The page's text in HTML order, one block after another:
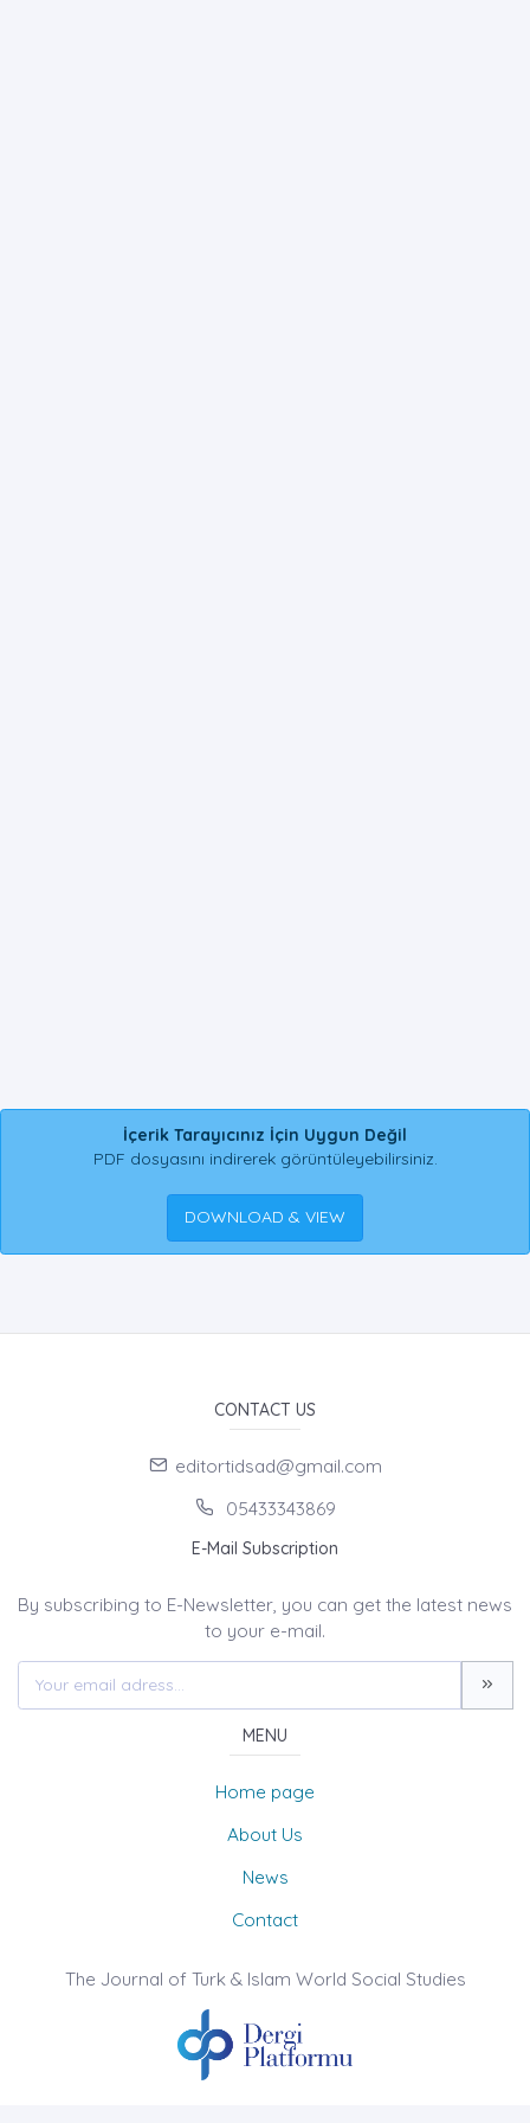
İçerik Tarayıcınız İçin Uygun Değil
PDF dosyasını indirerek görüntüleyebilirsiniz.
DOWNLOAD & VIEW
CONTACT US
editortidsad@gmail.com
05433343869
E-Mail Subscription
By subscribing to E-Newsletter, you can get the latest news
to your e-mail.
MENU
Home page
About Us
News
Contact
The Journal of Turk & Islam World Social Studies